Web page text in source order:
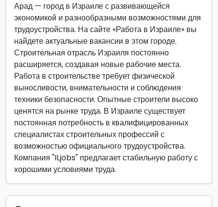
Арад — город в Израиле с развивающейся
экономикой и разнообразными возможностями для
трудоустройства. На сайте «Работа в Израиле» вы
найдете актуальные вакансии в этом городе.
Строительная отрасль Израиля постоянно
расширяется, создавая новые рабочие места.
Работа в строительстве требует физической
выносливости, внимательности и соблюдения
техники безопасности. Опытные строители высоко
ценятся на рынке труда. В Израиле существует
постоянная потребность в квалифицированных
специалистах строительных профессий с
возможностью официального трудоустройства.
Компания "ILjobs" предлагает стабильную работу с
хорошими условиями труда.